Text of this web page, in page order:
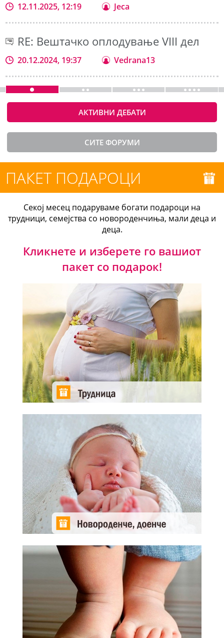
12.11.2025, 12:19 Jeca
RE: Вештачко оплодување VIII дел
20.12.2024, 19:37 Vedrana13
АКТИВНИ ДЕБАТИ
СИТЕ ФОРУМИ
ПАКЕТ ПОДАРОЦИ
Секој месец подаруваме богати подароци на
трудници, семејства со новороденчиња, мали деца и
деца.
Кликнете и изберете го вашиот
пакет со подарок!